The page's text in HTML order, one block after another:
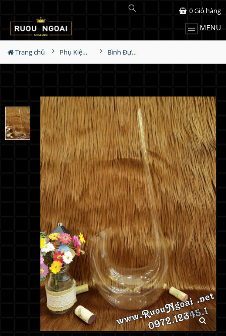
MENU
0Giỏ hàng
Trang chủ Phụ Kiện Rượu Bình Đựng Rượu Vang - Decanter Dáng Đẹp M02